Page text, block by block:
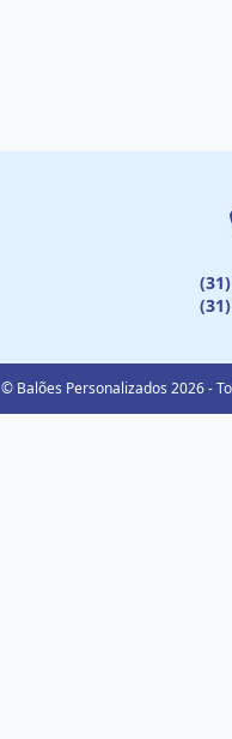
© Balões Personalizados 2026 -